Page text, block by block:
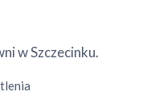
w Szczecinku.